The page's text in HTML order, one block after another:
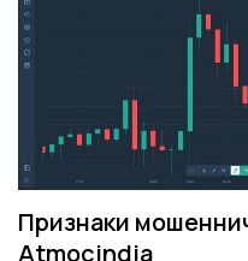
Признаки
Atmocindia